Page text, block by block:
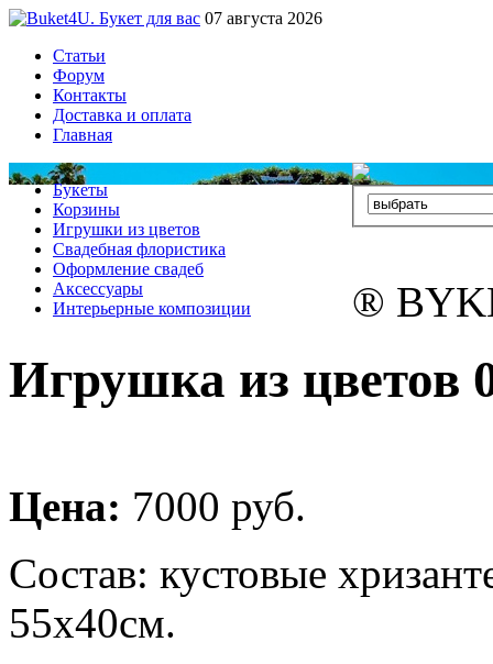
07 августа 2026
Статьи
Форум
Контакты
Доставка и оплата
Главная
Букеты
Корзины
Игрушки из цветов
Свадебная флористика
Оформление свадеб
Аксессуары
Интерьерные композиции
®
Игрушка из цветов
Цена: 7000 руб.
Состав: кустовые
55х40см.